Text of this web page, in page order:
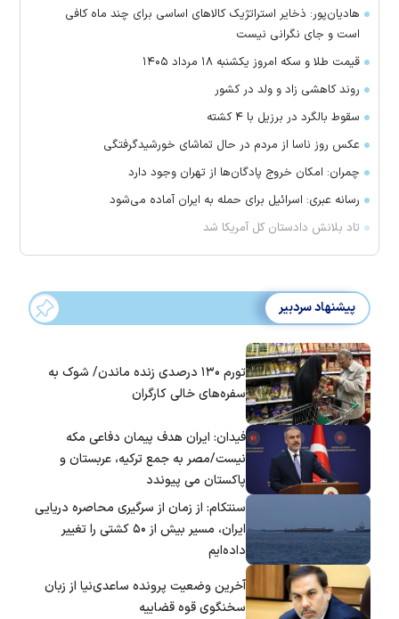
هادیان‌پور: ذخایر استراتژیک کالا‌های اساسی برای چند ماه کافی
است و جای نگرانی نیست
قیمت طلا و سکه امروز یکشنبه ۱۸ مرداد ۱۴۰۵
روند کاهشی زاد و ولد در کشور
سقوط بالگرد در برزیل با ۴ کشته
عکس روز ناسا از مردم در حال تماشای خورشیدگرفتگی
چمران: امکان خروج پادگان‌ها از تهران وجود دارد
رسانه عبری: اسرائیل برای حمله به ایران آماده می‌شود
تاد بلانش دادستان کل آمریکا شد
پیشنهاد سردبیر
تورم ۱۳۰ درصدی زنده ماندن/ شوک به
سفره‌های خالی کارگران
فیدان: ایران هدف پیمان دفاعی مکه
نیست/مصر به جمع ترکیه، عربستان و
پاکستان می پیوندد
سنتکام: از زمان از سرگیری محاصره دریایی
ایران، مسیر بیش از ۵۰ کشتی را تغییر
داده‌ایم
آخرین وضعیت پرونده ساعدی‌نیا از زبان
سخنگوی قوه قضاییه